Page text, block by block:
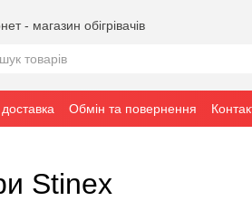
- магазин обігрівачів
Обмін та повернення
Stinex